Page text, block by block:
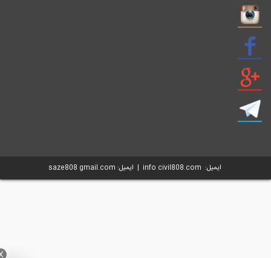
X
ایمیل: info civil808.com | ایمیل: saze808 gmail.com